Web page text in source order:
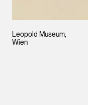
Leopold Museum,
Wien